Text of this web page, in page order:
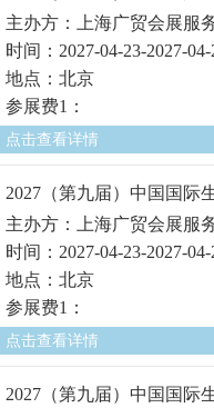
主办方：上海广贸会展服
时间：2027-04-23-2027-04-
地点：北京
参展费1：
点击查看详情
2027（第九届）中国国际
主办方：上海广贸会展服
时间：2027-04-23-2027-04-
地点：北京
参展费1：
点击查看详情
2027（第九届）中国国际